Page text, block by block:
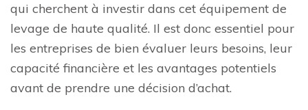
qui cherchent à investir dans cet équipement de
levage de haute qualité. Il est donc essentiel pour
les entreprises de bien évaluer leurs besoins, leur
capacité financière et les avantages potentiels
avant de prendre une décision d’achat.